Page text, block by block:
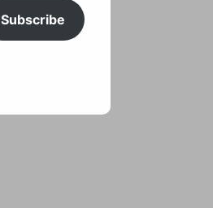
Subscribe